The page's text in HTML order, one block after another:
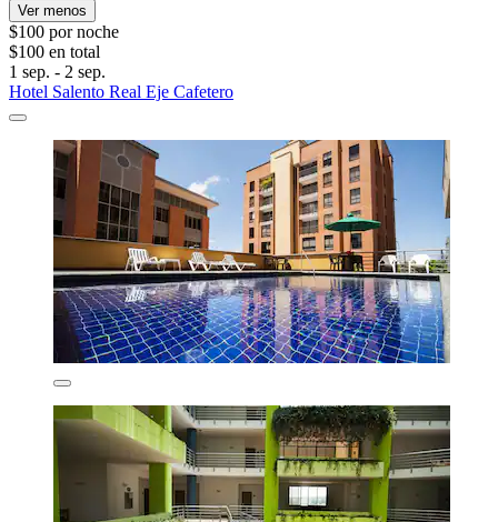
Ver menos
$100 por noche
$100 en total
1 sep. - 2 sep.
Hotel Salento Real Eje Cafetero